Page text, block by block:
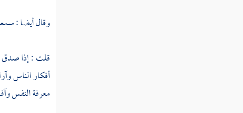
وقال أيضا :
قلت : إذا صدق
أفكار الناس
معرفة النفس